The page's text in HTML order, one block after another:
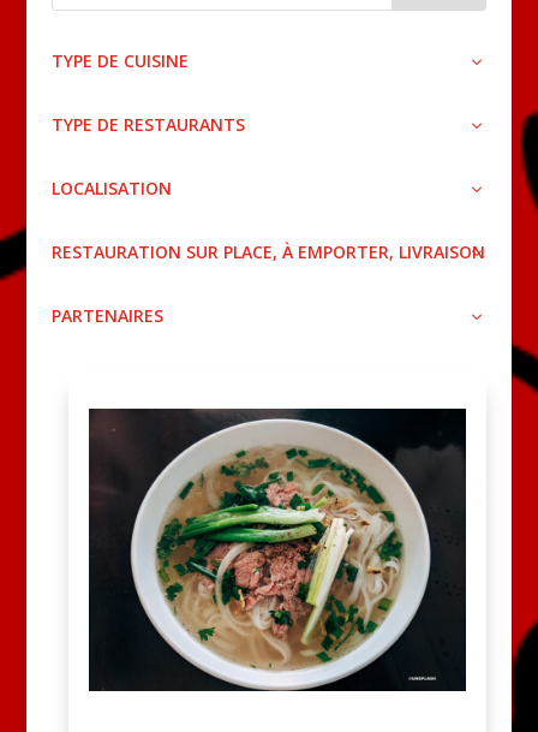
TYPE DE CUISINE
TYPE DE RESTAURANTS
LOCALISATION
RESTAURATION SUR PLACE, À EMPORTER, LIVRAISON
PARTENAIRES